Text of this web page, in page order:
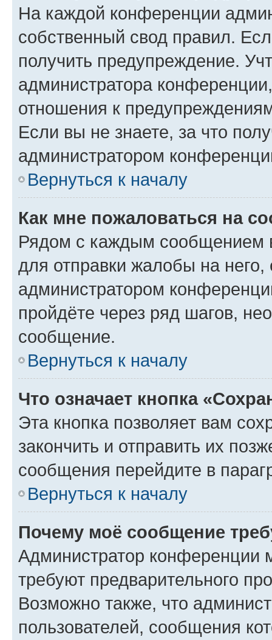
На каждой конференции
собственный свод правил.
получить предупреждение.
администратора
отношения к
Если вы не знаете, за что
администратором
Вернуться к началу
Как мне пожаловаться на
Рядом с каждым сообщением
для отправки жалобы на
администратором
пройдёте через ряд шагов,
сообщение.
Вернуться к началу
Что означает кнопка
Эта кнопка позволяет вам
закончить и отправить их
сообщения перейдите в
Вернуться к началу
Почему моё сообщение
Администратор конференции
требуют предварительного
Возможно также, что
пользователей, сообщения